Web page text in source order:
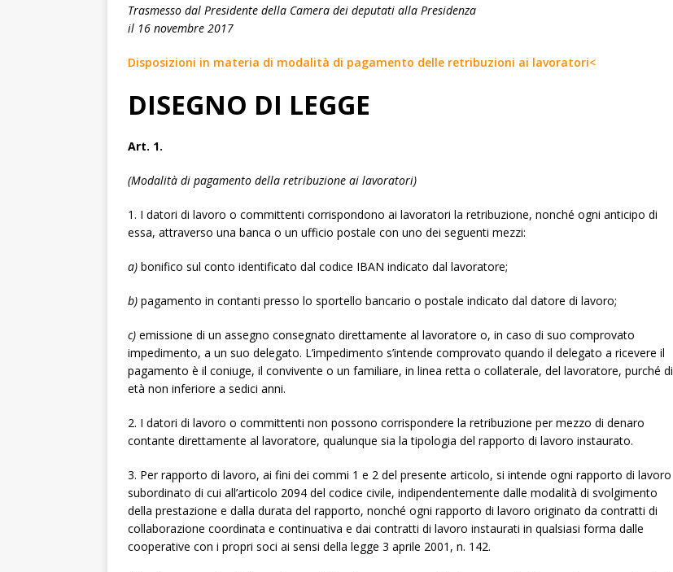
Trasmesso dal Presidente della Camera dei deputati alla Presidenza
il 16 novembre 2017
Disposizioni in materia di modalità di pagamento delle retribuzioni ai lavoratori<
DISEGNO DI LEGGE
Art. 1.
(Modalità di pagamento della retribuzione ai lavoratori)
1. I datori di lavoro o committenti corrispondono ai lavoratori la retribuzione, nonché ogni anticipo di
essa, attraverso una banca o un ufficio postale con uno dei seguenti mezzi:
a) bonifico sul conto identificato dal codice IBAN indicato dal lavoratore;
b) pagamento in contanti presso lo sportello bancario o postale indicato dal datore di lavoro;
c) emissione di un assegno consegnato direttamente al lavoratore o, in caso di suo comprovato
impedimento, a un suo delegato. L’impedimento s’intende comprovato quando il delegato a ricevere il
pagamento è il coniuge, il convivente o un familiare, in linea retta o collaterale, del lavoratore, purché di
età non inferiore a sedici anni.
2. I datori di lavoro o committenti non possono corrispondere la retribuzione per mezzo di denaro
contante direttamente al lavoratore, qualunque sia la tipologia del rapporto di lavoro instaurato.
3. Per rapporto di lavoro, ai fini dei commi 1 e 2 del presente articolo, si intende ogni rapporto di lavoro
subordinato di cui all’articolo 2094 del codice civile, indipendentemente dalle modalità di svolgimento
della prestazione e dalla durata del rapporto, nonché ogni rapporto di lavoro originato da contratti di
collaborazione coordinata e continuativa e dai contratti di lavoro instaurati in qualsiasi forma dalle
cooperative con i propri soci ai sensi della legge 3 aprile 2001, n. 142.